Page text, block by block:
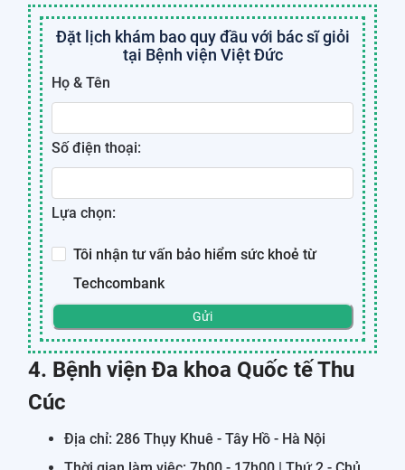
Đặt lịch khám bao quy đầu với bác sĩ giỏi
tại Bệnh viện Việt Đức
Họ & Tên
Số điện thoại:
Lựa chọn:
Tôi nhận tư vấn bảo hiểm sức khoẻ từ
Techcombank
Gửi
4. Bệnh viện Đa khoa Quốc tế Thu
Cúc
Địa chỉ: 286 Thụy Khuê - Tây Hồ - Hà Nội